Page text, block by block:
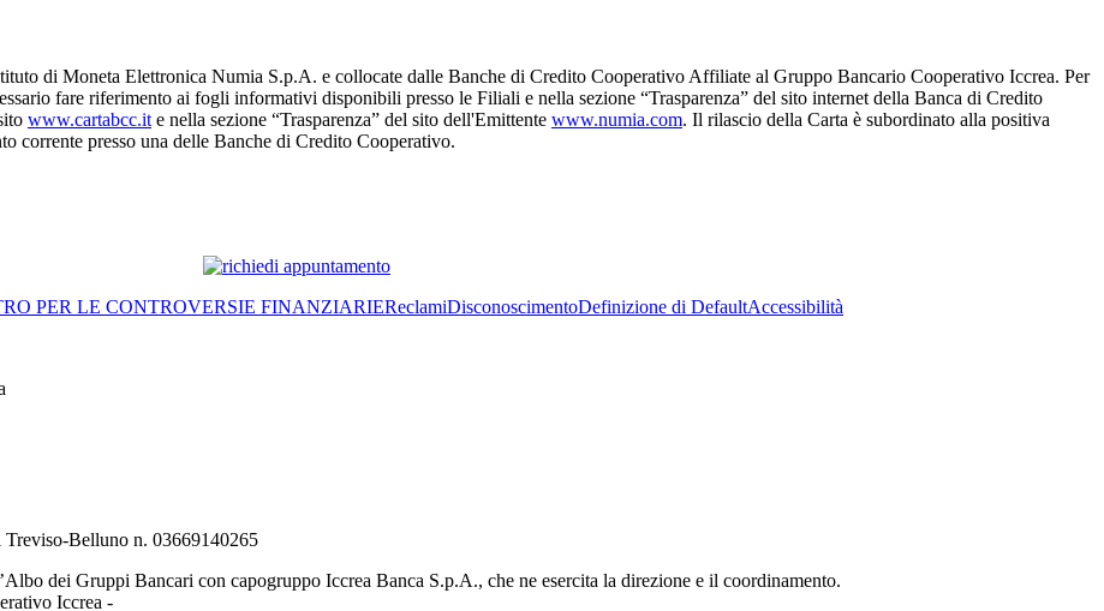
di Moneta Elettronica Numia S.p.A. e collocate dalle Banche di Credito Cooperativo Affiliate al Gruppo Bancario Cooperativo Iccrea. Per
fare riferimento ai fogli informativi disponibili presso le Filiali e nella sezione “Trasparenza” del sito internet della Banca di Credito
www.cartabcc.it e nella sezione “Trasparenza” del sito dell'Emittente www.numia.com. Il rilascio della Carta è subordinato alla positiva
corrente presso una delle Banche di Credito Cooperativo.
PER LE CONTROVERSIE FINANZIARIEReclamiDisconoscimentoDefinizione di DefaultAccessibilità
Treviso-Belluno n. 03669140265
dei Gruppi Bancari con capogruppo Iccrea Banca S.p.A., che ne esercita la direzione e il coordinamento.
Iccrea -